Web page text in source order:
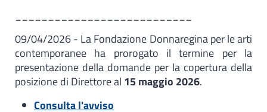
09/04/2026 - La Fondazione Donnaregina per le arti
contemporanee ha prorogato il termine per la
presentazione della domande per la copertura della
posizione di Direttore al 15 maggio 2026.
Consulta l'avviso